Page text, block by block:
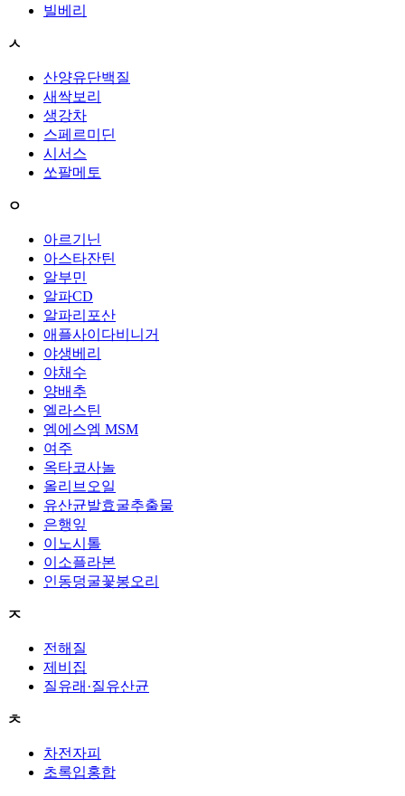
빌베리
ㅅ
산양유단백질
새싹보리
생강차
스페르미딘
시서스
쏘팔메토
ㅇ
아르기닌
아스타잔틴
알부민
알파CD
알파리포산
애플사이다비니거
야생베리
야채수
양배추
엘라스틴
엠에스엠 MSM
여주
옥타코사놀
올리브오일
유산균발효굴추출물
은행잎
이노시톨
이소플라본
인동덩굴꽃봉오리
ㅈ
전해질
제비집
질유래·질유산균
ㅊ
차전자피
초록입홍합